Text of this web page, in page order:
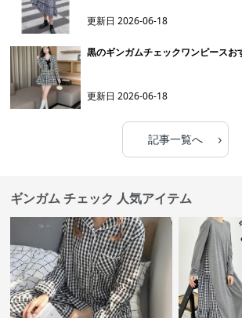
更新日2026-06-18
黒のギンガムチェックワンピースお
更新日2026-06-18
記事一覧へ ›
ギンガム チェック 人気アイテム